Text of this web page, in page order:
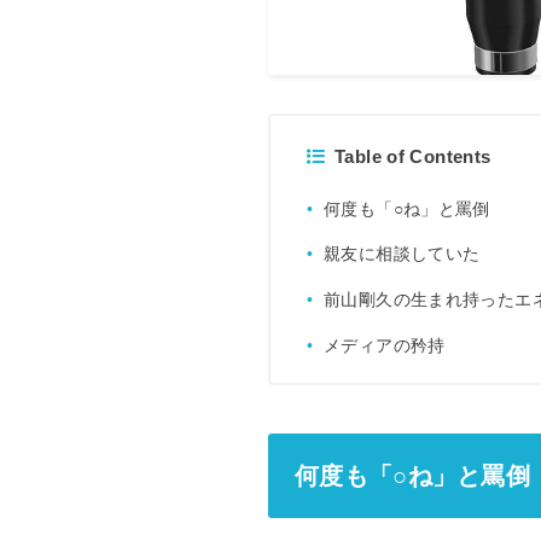
Table of Contents
何度も「○ね」と罵倒
親友に相談していた
前山剛久の生まれ持ったエ
メディアの矜持
何度も「○ね」と罵倒